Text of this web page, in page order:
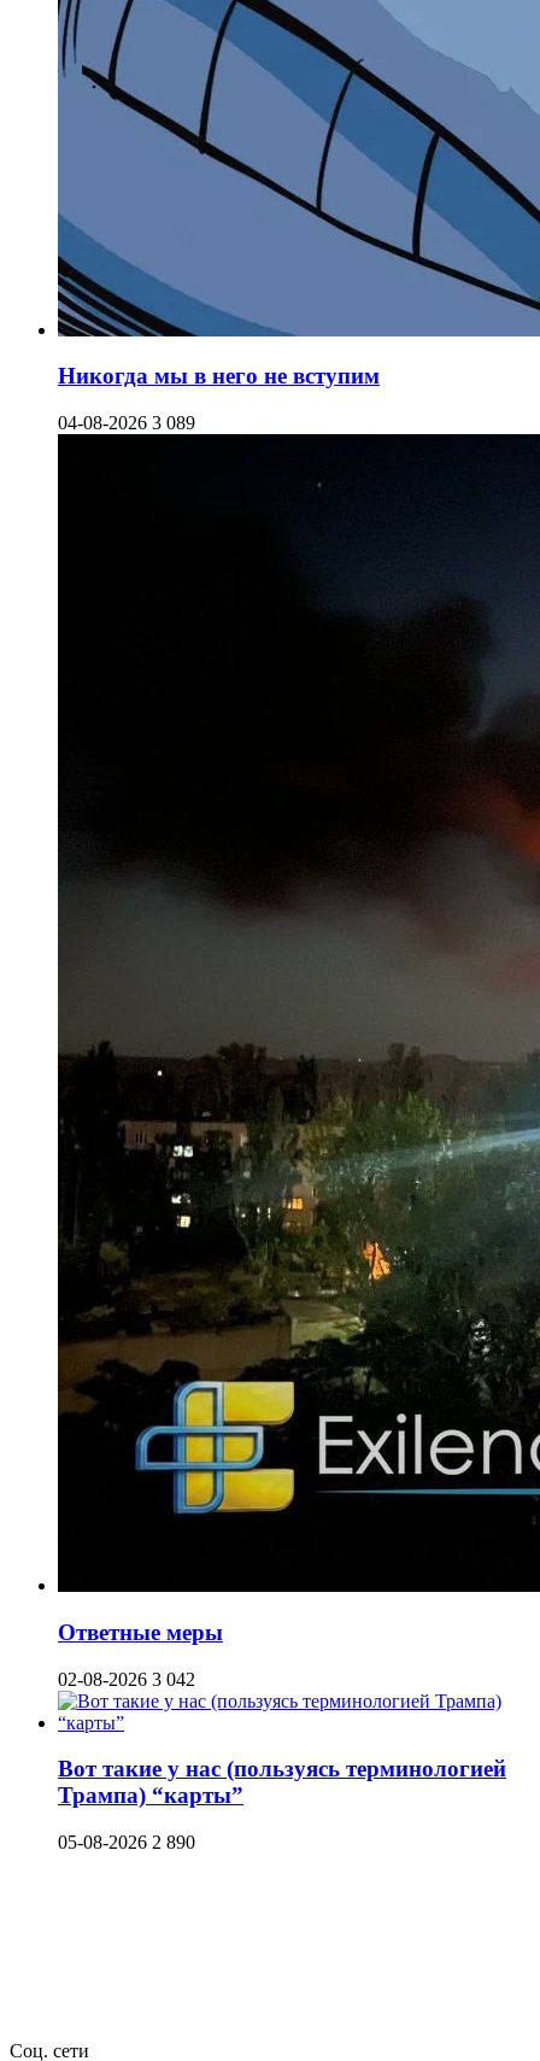
Никогда мы в него не вступим
04-08-2026 3 089
Ответные меры
02-08-2026 3 042
Вот такие у нас (пользуясь терминологией
Трампа) “карты”
05-08-2026 2 890
Соц. сети